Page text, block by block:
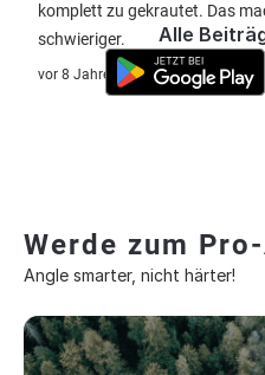
komplett zu gekrautet. Das
schwieriger.
vor 8 Jahre
Alle
Werde zum
Angle smarter, nicht härter!